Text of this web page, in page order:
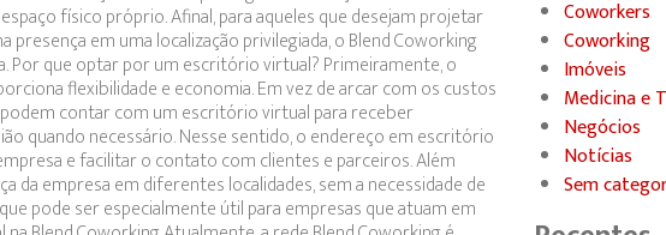
físico próprio. Afinal, para aqueles que desejam projetar
em uma localização privilegiada, o Blend Coworking
Por que optar por um escritório virtual? Primeiramente, o
flexibilidade e economia. Em vez de arcar com os custos
contar com um escritório virtual para receber
quando necessário. Nesse sentido, o endereço em escritório
e facilitar o contato com clientes e parceiros. Além
empresa em diferentes localidades, sem a necessidade de
pode ser especialmente útil para empresas que atuam em
Coworkers
Coworking
Imóveis
Medicina e
Negócios
Notícias
Sem